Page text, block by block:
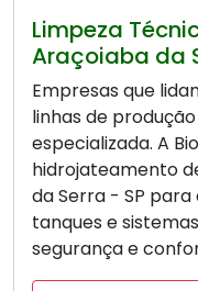
Limpeza
Araçoiaba da
Empresas que
linhas de
especializada. A
hidrojateamento
da Serra - SP
tanques e
segurança e